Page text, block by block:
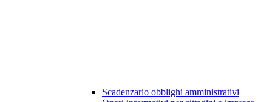
Scadenzario obblighi amministrativi